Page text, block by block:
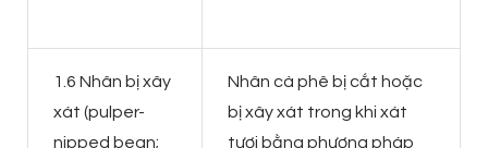
1.6 Nhân bị xây
xát (pulper-
nipped bean;
Nhân cà phê bị cắt hoặc
bị xây xát trong khi xát
tươi bằng phương pháp